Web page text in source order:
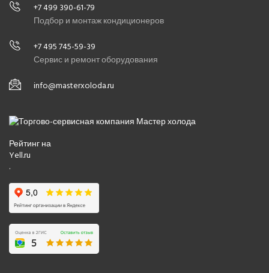
+7 499 390-61-79
Подбор и монтаж кондиционеров
+7 495 745-59-39
Сервис и ремонт оборудования
info@masterxoloda.ru
Рейтинг на
Yell.ru
.